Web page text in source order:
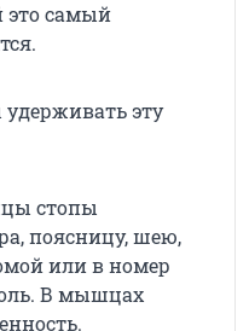
это самый
эту
стопы
поясницу, шею,
или в номер
В мышцах